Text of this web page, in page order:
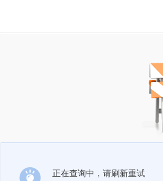
正在查询中，请刷新重试